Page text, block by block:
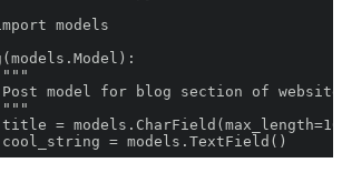
		cool_string = models.TextField()